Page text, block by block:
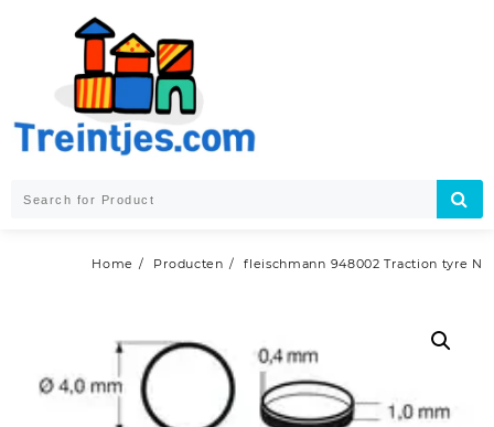
Home Producten fleischmann 948002 Traction tyre N